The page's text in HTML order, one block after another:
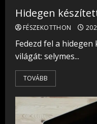
Hidegen
FÉSZEKOTTHON
Fedezd fel a
világát: selymes...
TOVÁBB